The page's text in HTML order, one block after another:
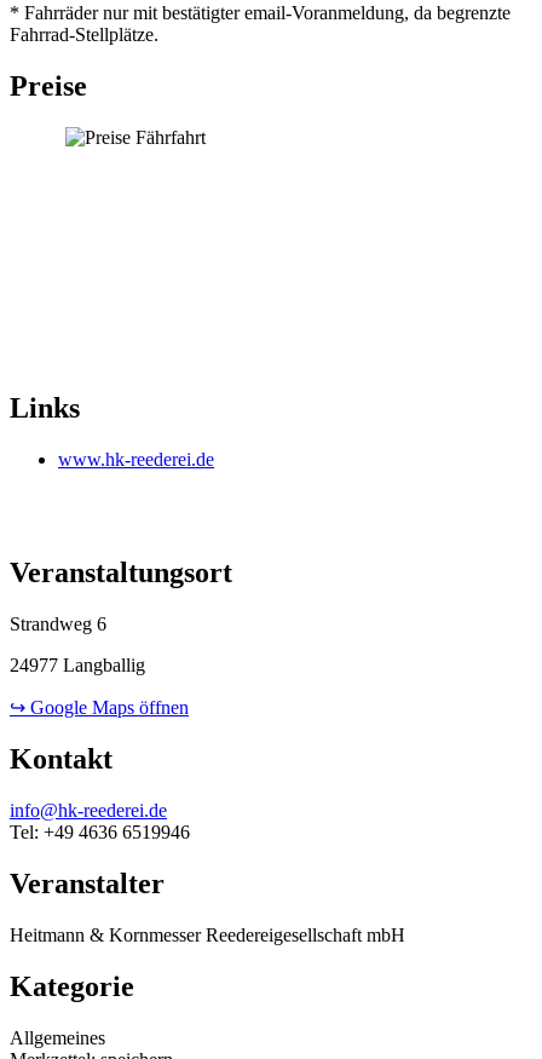
* Fahrräder nur mit bestätigter email-Voranmeldung, da begrenzte
Fahrrad-Stellplätze.
Preise
Links
www.hk-reederei.de
Veranstaltungsort
Strandweg 6
24977 Langballig
↪ Google Maps öffnen
Kontakt
info@hk-reederei.de
Tel: +49 4636 6519946
Veranstalter
Heitmann & Kornmesser Reedereigesellschaft mbH
Kategorie
Allgemeines